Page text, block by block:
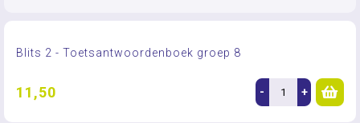
Blits 2 - Toetsantwoordenboek groep 8
11,50 - +